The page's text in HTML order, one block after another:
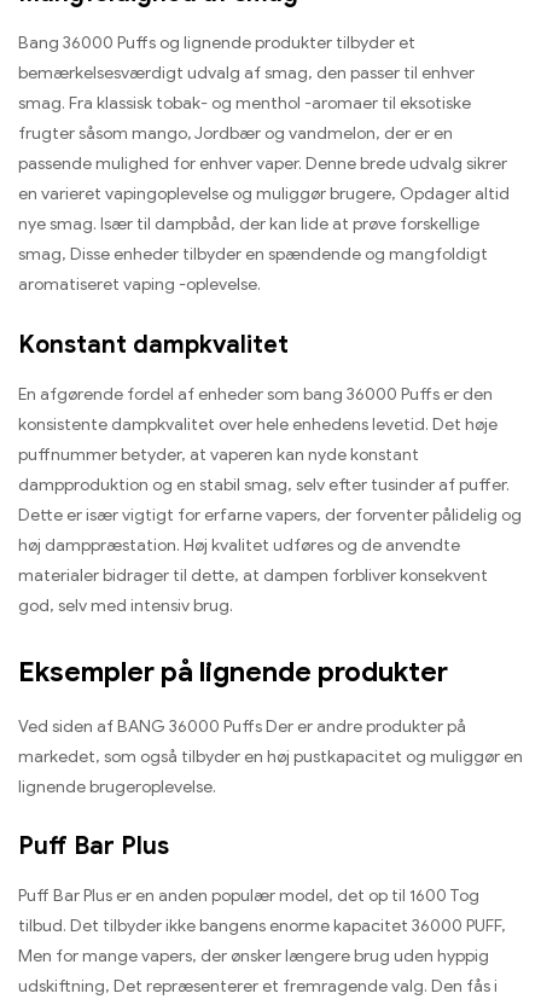
Bang 36000 Puffs og lignende produkter tilbyder et
bemærkelsesværdigt udvalg af smag, den passer til enhver
smag. Fra klassisk tobak- og menthol -aromaer til eksotiske
frugter såsom mango, Jordbær og vandmelon, der er en
passende mulighed for enhver vaper. Denne brede udvalg sikrer
en varieret vapingoplevelse og muliggør brugere, Opdager altid
nye smag. Især til dampbåd, der kan lide at prøve forskellige
smag, Disse enheder tilbyder en spændende og mangfoldigt
aromatiseret vaping -oplevelse.
Konstant dampkvalitet
En afgørende fordel af enheder som bang 36000 Puffs er den
konsistente dampkvalitet over hele enhedens levetid. Det høje
puffnummer betyder, at vaperen kan nyde konstant
dampproduktion og en stabil smag, selv efter tusinder af puffer.
Dette er især vigtigt for erfarne vapers, der forventer pålidelig og
høj damppræstation. Høj kvalitet udføres og de anvendte
materialer bidrager til dette, at dampen forbliver konsekvent
god, selv med intensiv brug.
Eksempler på lignende produkter
Ved siden af ​​BANG 36000 Puffs Der er andre produkter på
markedet, som også tilbyder en høj pustkapacitet og muliggør en
lignende brugeroplevelse.
Puff Bar Plus
Puff Bar Plus er en anden populær model, det op til 1600 Tog
tilbud. Det tilbyder ikke bangens enorme kapacitet 36000 PUFF,
Men for mange vapers, der ønsker længere brug uden hyppig
udskiftning, Det repræsenterer et fremragende valg. Den fås i